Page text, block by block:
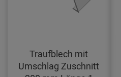
Traufblech mit
Umschlag Zuschnitt